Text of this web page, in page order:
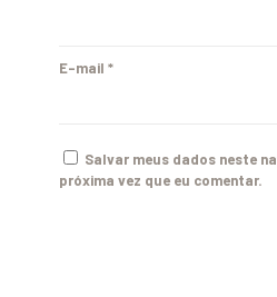
E-mail *
Salvar meus dados neste
próxima vez que eu comentar.